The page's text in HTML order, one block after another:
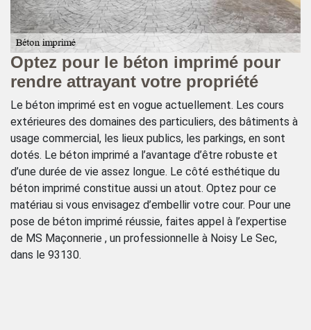
Optez pour le béton imprimé pour
rendre attrayant votre propriété
Le béton imprimé est en vogue actuellement. Les cours
extérieures des domaines des particuliers, des bâtiments à
usage commercial, les lieux publics, les parkings, en sont
dotés. Le béton imprimé a l’avantage d’être robuste et
d’une durée de vie assez longue. Le côté esthétique du
béton imprimé constitue aussi un atout. Optez pour ce
matériau si vous envisagez d’embellir votre cour. Pour une
pose de béton imprimé réussie, faites appel à l’expertise
de MS Maçonnerie , un professionnelle à Noisy Le Sec,
dans le 93130.